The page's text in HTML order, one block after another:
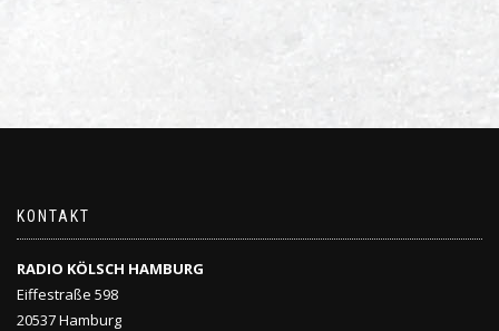
KONTAKT
RADIO KÖLSCH HAMBURG
Eiffestraße 598
20537 Hamburg